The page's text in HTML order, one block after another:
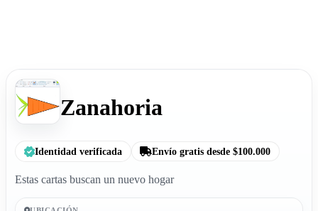
Zanahoria
Identidad verificada Envío gratis desde $100.000
Estas cartas buscan un nuevo hogar